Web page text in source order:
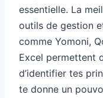
essentielle. La
outils de gestion
comme Yomoni,
Excel permettent
d’identifier tes
te donne un